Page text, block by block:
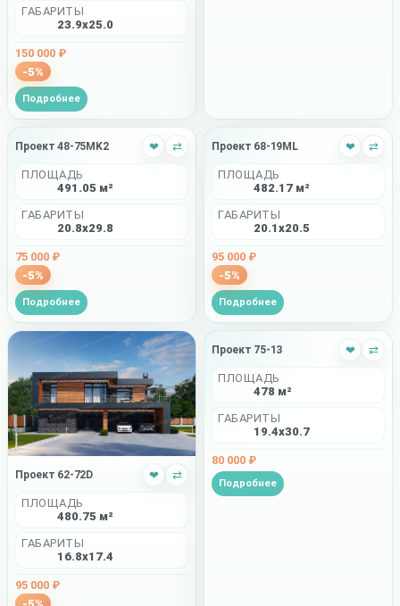
ГАБАРИТЫ
23.9x25.0
150 000 ₽
-5%
Подробнее
Проект 48-75MK2 ❤ ⇄
ПЛОЩАДЬ
491.05 м²
ГАБАРИТЫ
20.8x29.8
75 000 ₽
-5%
Подробнее
Проект 68-19ML ❤ ⇄
ПЛОЩАДЬ
482.17 м²
ГАБАРИТЫ
20.1x20.5
95 000 ₽
-5%
Подробнее
Проект 62-72D ❤ ⇄
ПЛОЩАДЬ
480.75 м²
ГАБАРИТЫ
16.8x17.4
95 000 ₽
Проект 75-13 ❤ ⇄
ПЛОЩАДЬ
478 м²
ГАБАРИТЫ
19.4x30.7
80 000 ₽
Подробнее